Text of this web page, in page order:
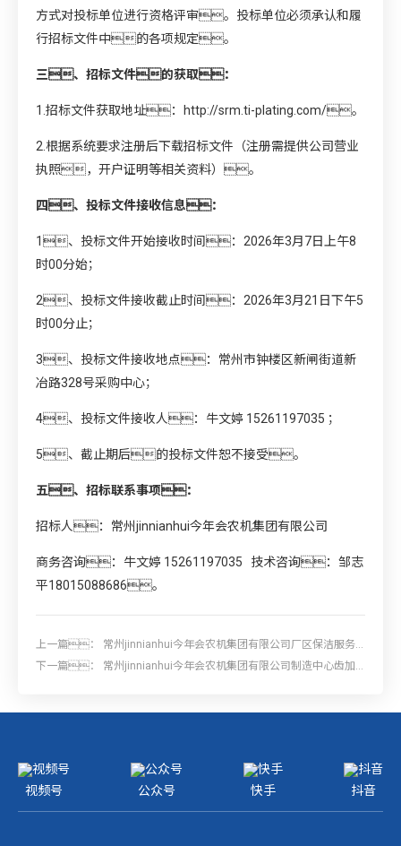
方式对投标单位进行资格评审。投标单位必须承认和履
行招标文件中的各项规定。
三、招标文件的获取：
1.招标文件获取地址： http://srm.ti-plating.com/。
2.根据系统要求注册后下载招标文件（注册需提供公司营业
执照，开户证明等相关资料）。
四、投标文件接收信息：
1、投标文件开始接收时间：2026年3月7日上午8
时00分始；
2、投标文件接收截止时间：2026年3月21日下午5
时00分止；
3、投标文件接收地点：常州市钟楼区新闸街道新
冶路328号采购中心；
4、投标文件接收人：牛文婷 15261197035 ；
5、截止期后的投标文件恕不接受。
五、招标联系事项：
招标人：常州jinnianhui今年会农机集团有限公司
商务咨询：牛文婷 15261197035 技术咨询：邹志
平18015088686。
上一篇： 常州jinnianhui今年会农机集团有限公司厂区保洁服务
项目招标
下一篇： 常州jinnianhui今年会农机集团有限公司制造中心齿加
视频号 公众号 快手 抖音